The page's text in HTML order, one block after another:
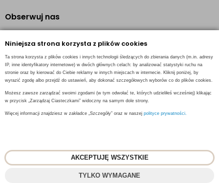
Niniejsza strona korzysta z plików cookies
Ta strona korzysta z plików cookies i innych technologii śledzących do zbierania danych (m.in. adresy
IP, inne identyfikatory internetowe) w dwóch głównych celach: by analizować statystyki ruchu na
stronie oraz by kierować do Ciebie reklamy w innych miejscach w internecie. Kliknij poniżej, by
wyrazić zgodę albo przejdź do ustawień, aby dokonać szczegółowych wyborów co do plików cookies.
Możesz zawsze zarządzać swoimi zgodami (w tym odwołać te, których udzieliłeś wcześniej) klikając
w przycisk „Zarządzaj Ciasteczkami” widoczny na samym dole strony.
Więcej informacji znajdziesz w zakładce „Szczegóły” oraz w naszej polityce prywatności.
AKCEPTUJĘ WSZYSTKIE
TYLKO WYMAGANE
Obserwuj nas
Instagram
INFORMACJE KONTAKTOWE
© 20182CAFE- Fresh Roasted Coffee
Projekt i oprogramowanie sklepu:ebexo